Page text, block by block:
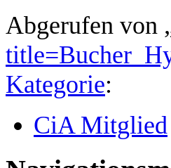
Abgerufen von
Kategorie:
CiA Mitglied